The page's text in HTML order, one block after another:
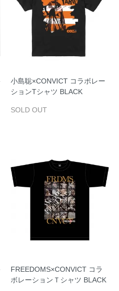
小島聡×CONVICT コラボレー
ションTシャツ BLACK
SOLD OUT
FREEDOMS×CONVICT コラ
ボレーションＴシャツ BLACK